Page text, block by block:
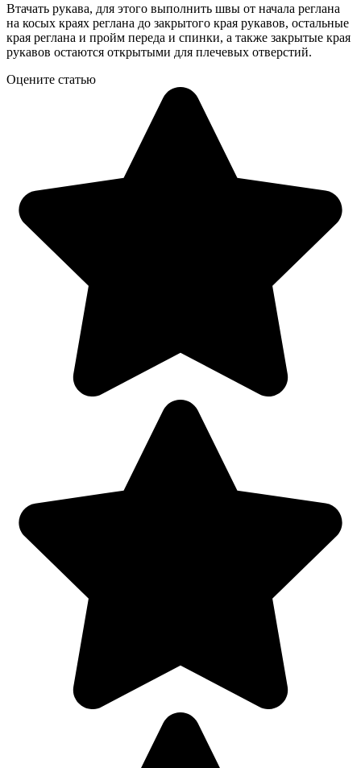
Втачать рукава, для этого выполнить швы от начала реглана
на косых краях реглана до закрытого края рукавов, остальные
края реглана и пройм переда и спинки, а также закрытые края
рукавов остаются открытыми для плечевых отверстий.
Оцените статью